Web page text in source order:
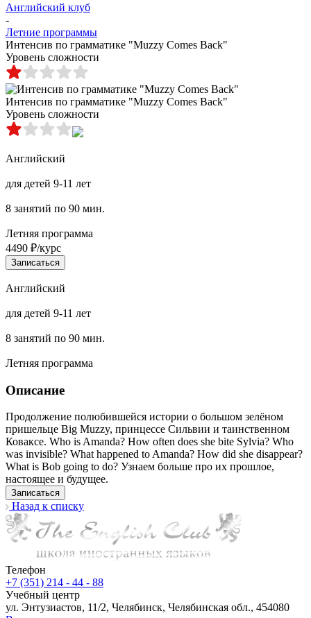
Английский клуб
-
Летние программы
Интенсив по грамматике "Muzzy Comes Back"
Уровень сложности
Интенсив по грамматике "Muzzy Comes Back"
Уровень сложности
Английский
для детей 9-11 лет
8 занятий по 90 мин.
Летняя программа
4490 ₽/курс
Записаться
Английский
для детей 9-11 лет
8 занятий по 90 мин.
Летняя программа
Описание
Продолжение полюбившейся истории о большом зелёном
пришельце Big Muzzy, принцессе Сильвии и таинственном
Коваксе. Who is Amanda? How often does she bite Sylvia? Who
was invisible? What happened to Amanda? How did she disappear?
What is Bob going to do? Узнаем больше про их прошлое,
настоящее и будущее.
Записаться
Назад к списку
Телефон
+7 (351) 214 - 44 - 88
Учебный центр
ул. Энтузиастов, 11/2, Челябинск, Челябинская обл., 454080